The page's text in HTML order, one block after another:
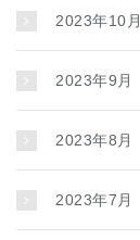
2023年10月
2023年9月
2023年8月
2023年7月